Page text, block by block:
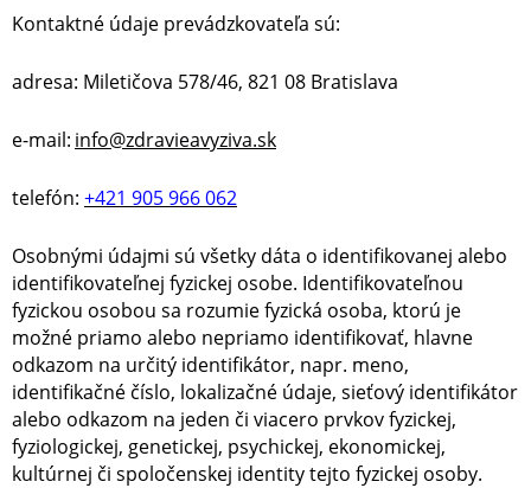
Kontaktné údaje prevádzkovateľa sú:
adresa: Miletičova 578/46, 821 08 Bratislava
e-mail: info@zdravieavyziva.sk
telefón: +421 905 966 062
Osobnými údajmi sú všetky dáta o identifikovanej alebo
identifikovateľnej fyzickej osobe. Identifikovateľnou
fyzickou osobou sa rozumie fyzická osoba, ktorú je
možné priamo alebo nepriamo identifikovať, hlavne
odkazom na určitý identifikátor, napr. meno,
identifikačné číslo, lokalizačné údaje, sieťový identifikátor
alebo odkazom na jeden či viacero prvkov fyzickej,
fyziologickej, genetickej, psychickej, ekonomickej,
kultúrnej či spoločenskej identity tejto fyzickej osoby.